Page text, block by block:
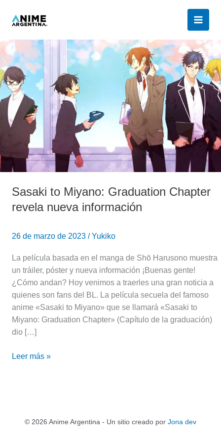
Sasaki to Miyano: Graduation Chapter
revela nueva información
26 de marzo de 2023 /Yukiko
La película basada en el manga de Shō Harusono muestra
un tráiler, póster y nueva información ¡Buenas gente!
¿Cómo andan? Hoy venimos a traerles una gran noticia a
quienes son fans del BL. La película secuela del famoso
anime «Sasaki to Miyano» que se llamará «Sasaki to
Miyano: Graduation Chapter» (Capítulo de la graduación)
dio […]
Sasaki
to
Miyano:
Graduation
Chapter
revela
nueva
información
Leer más »
© 2026 Anime Argentina - Un sitio creado por Jona dev